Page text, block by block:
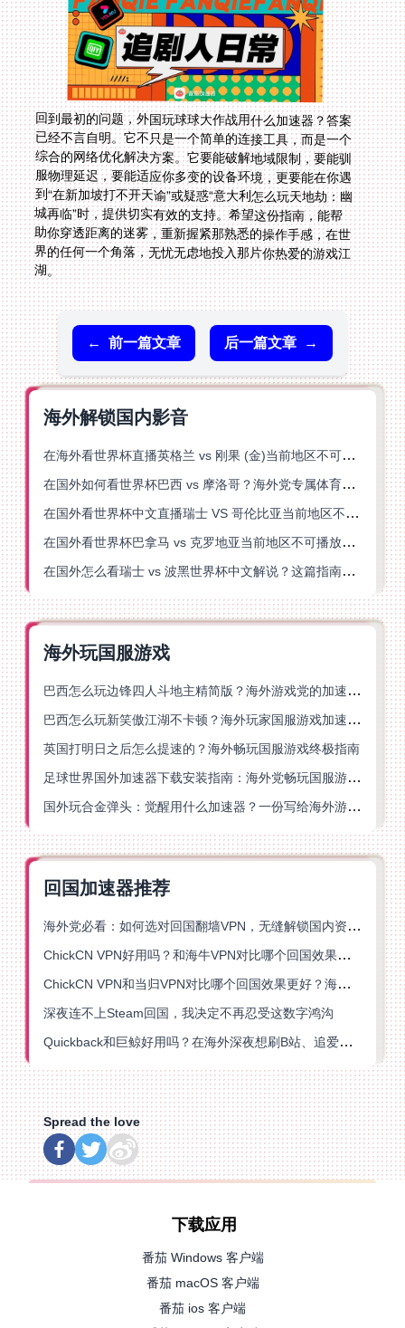
回到最初的问题，外国玩球球大作战用什么加速器？答案
已经不言自明。它不只是一个简单的连接工具，而是一个
综合的网络优化解决方案。它要能破解地域限制，要能驯
服物理延迟，要能适应你多变的设备环境，更要能在你遇
到“在新加坡打不开天谕”或疑惑“意大利怎么玩天地劫：幽
城再临”时，提供切实有效的支持。希望这份指南，能帮
助你穿透距离的迷雾，重新握紧那熟悉的操作手感，在世
界的任何一个角落，无忧无虑地投入那片你热爱的游戏江
湖。
← 前一篇文章 后一篇文章 →
海外解锁国内影音
在海外看世界杯直播英格兰 vs 刚果 (金)当前地区不可播放？这篇指南帮你突破所有限制
在国外如何看世界杯巴西 vs 摩洛哥？海外党专属体育观赛指南来了
在国外看世界杯中文直播瑞士 VS 哥伦比亚当前地区不可播放？这篇指南帮你搞定
在国外看世界杯巴拿马 vs 克罗地亚当前地区不可播放？这篇指南帮你轻松解决海外体育直播难题
在国外怎么看瑞士 vs 波黑世界杯中文解说？这篇指南帮你搞定所有地区限制问题
海外玩国服游戏
巴西怎么玩边锋四人斗地主精简版？海外游戏党的加速器终极选择
巴西怎么玩新笑傲江湖不卡顿？海外玩家国服游戏加速终极指南（附猫和老鼠一梦江湖实测）
英国打明日之后怎么提速的？海外畅玩国服游戏终极指南
足球世界国外加速器下载安装指南：海外党畅玩国服游戏的终极解决方案
国外玩合金弹头：觉醒用什么加速器？一份写给海外游子的畅玩指南
回国加速器推荐
海外党必看：如何选对回国翻墙VPN，无缝解锁国内资源？
ChickCN VPN好用吗？和海牛VPN对比哪个回国效果更好？
ChickCN VPN和当归VPN对比哪个回国效果更好？海外党亲测后选了它
深夜连不上Steam回国，我决定不再忍受这数字鸿沟
Quickback和巨鲸好用吗？在海外深夜想刷B站、追爱奇艺的你，或许正需要这份答案
Spread the love
下载应用
番茄 Windows 客户端
番茄 macOS 客户端
番茄 ios 客户端